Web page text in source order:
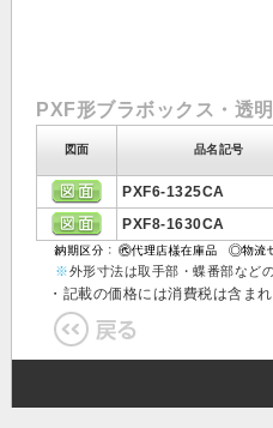
PXF形ブラボックス・透
図面 品名記号
PXF6-1325CA
PXF8-1630CA
※外形寸法は取手部・蝶番部など
・記載の価格には消費税は含ま